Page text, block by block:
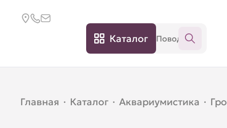
Каталог
Главная · Каталог · Аквариумистика ·